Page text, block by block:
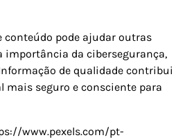
conteúdo pode ajudar outras
importância da cibersegurança,
de qualidade contribui
seguro e consciente para
www.pexels.com/pt-